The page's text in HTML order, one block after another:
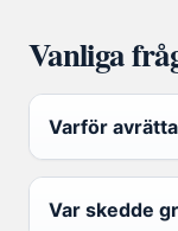
Vanliga
Varför
Var skedde